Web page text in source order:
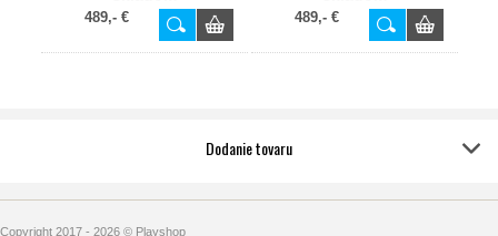
489,- € 489,- €
Dodanie tovaru
Copyright 2017 - 2026 © Playshop